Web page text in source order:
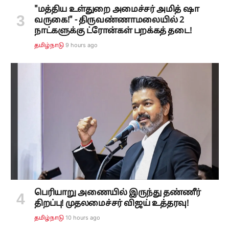
"மத்திய உள்துறை அமைச்சர் அமித் ஷா
வருகை!" - திருவண்ணாமலையில் 2
நாட்களுக்கு ட்ரோன்கள் பறக்கத் தடை!
தமிழ்நாடு 9 hours ago
பெரியாறு அணையில் இருந்து தண்ணீர்
திறப்பு! முதலமைச்சர் விஜய் உத்தரவு!
தமிழ்நாடு 10 hours ago